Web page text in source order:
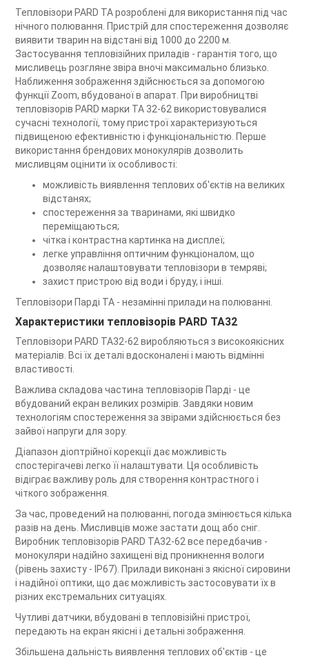
Тепловізори PARD TA розроблені для використання під час
нічного полювання. Пристрій для спостереження дозволяє
виявити тварин на відстані від 1000 до 2200 м.
Застосування тепловізійних приладів - гарантія того, що
мисливець розгляне звіра вночі максимально близько.
Наближення зображення здійснюється за допомогою
функції Zoom, вбудованої в апарат. При виробництві
тепловізорів PARD марки TA 32-62 використовувалися
сучасні технології, тому пристрої характеризуються
підвищеною ефективністю і функціональністю. Перше
використання брендових монокулярів дозволить
мисливцям оцінити їх особливості:
можливість виявлення теплових об'єктів на великих
відстанях;
спостереження за тваринами, які швидко
переміщаються;
чітка і контрастна картинка на дисплеї;
легке управління оптичним функціоналом, що
дозволяє налаштовувати тепловізори в темряві;
захист пристрою від води і бруду, і інші.
Тепловізори Парді ТА - незамінні прилади на полюванні.
Характеристики тепловізорів PARD TA32
Тепловізори PARD TA32-62 виробляються з високоякісних
матеріалів. Всі їх деталі вдосконалені і мають відмінні
властивості.
Важлива складова частина тепловізорів Парді - це
вбудований екран великих розмірів. Завдяки новим
технологіям спостереження за звірами здійснюється без
зайвої напруги для зору.
Діапазон діоптрійної корекції дає можливість
спостерігачеві легко її налаштувати. Ця особливість
відіграє важливу роль для створення контрастного і
чіткого зображення.
За час, проведений на полюванні, погода змінюється кілька
разів на день. Мисливців може застати дощ або сніг.
Виробник тепловізорів PARD TA32-62 все передбачив -
монокуляри надійно захищені від проникнення вологи
(рівень захисту - IP67). Прилади виконані з якісної сировини
і надійної оптики, що дає можливість застосовувати їх в
різних екстремальних ситуаціях.
Чутливі датчики, вбудовані в тепловізійні пристрої,
передають на екран якісні і детальні зображення.
Збільшена дальність виявлення теплових об'єктів - це